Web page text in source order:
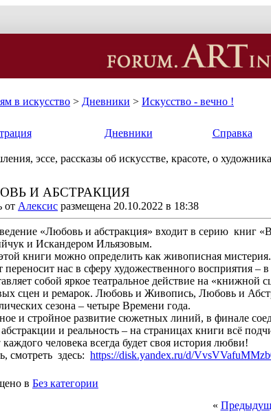
в искусство > Дневники > Искусство - вечно !
Дневники Справка
эссе, рассказы об искусстве, красоте, о
И АБСТРАКЦИЯ
от Алексис размещена 20.10.2022 в 18:38
«Любовь и абстракция» входит в серию книг
и Искандером Ильязовым.
книги можно определить как живописная мистерия.
нас в сферу художественного восприятия –
собой яркое театральное действие на «книжной
сцен и ремарок. Любовь и Живопись, Любовь и
сезона – четыре Времени года.
и стройное развитие сюжетных линий, в финале
абстракции и реальность – на страницах книги всё
человека всегда будет своя история любви!
смотреть здесь: https://disk.yandex.ru/d/
в Без категории
«